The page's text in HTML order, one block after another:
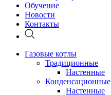
Обучение
Новости
Контакты
Газовые котлы
Традиционные
Настенные
Конденсационные
Настенные